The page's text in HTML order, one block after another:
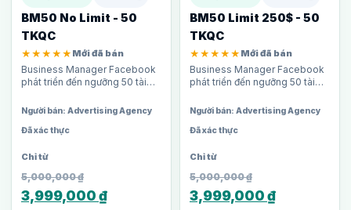
BM50 No Limit - 50
TKQC
★★★★★ Mới đã bán
Business Manager Facebook
phát triển đến ngưỡng 50 tài
hạn chi tiêu ngày. Phù hợp cho
agency và media buyer cần…
Người bán: Advertising Agency
Đã xác thực
5,000,000₫
3,999,000 ₫
BM50 Limit 250$ - 50
TKQC
★★★★★ Mới đã bán
Business Manager Facebook
phát triển đến ngưỡng 50 tài
tiêu 250$/ngày mỗi TKQC. Phù
hợp cho agency và media
buyer…
Người bán: Advertising Agency
Đã xác thực
5,000,000₫
3,999,000 ₫